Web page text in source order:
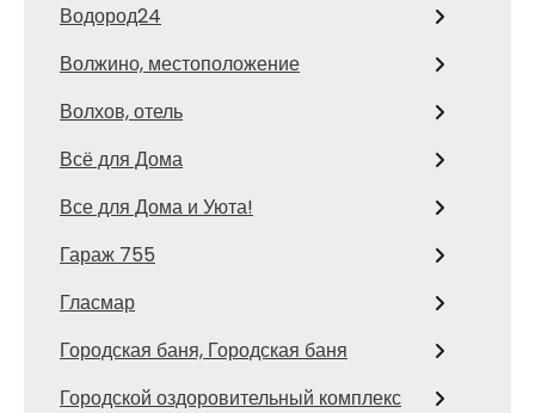
Водород24
Волжино, местоположение
Волхов, отель
Всё для Дома
Все для Дома и Уюта!
Гараж 755
Гласмар
Городская баня, Городская баня
Городской оздоровительный комплекс